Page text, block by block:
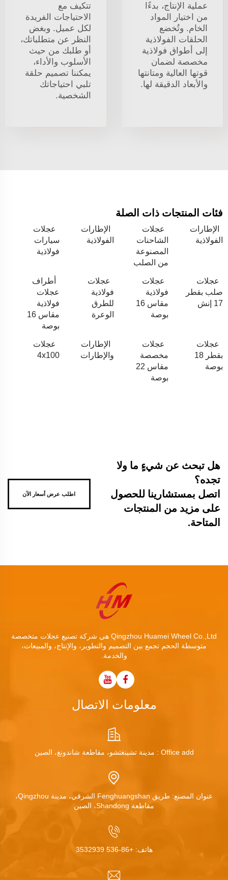
عملية الإنتاج، بدءًا
من اختيار المواد
الخام. وتُخضع
الحلقات الفولاذية
إلى أطواق فولاذية
مخصصة لضمان
قوتها العالية ومتانتها
والأبعاد الدقيقة لها.
تتكيف مع
الاحتياجات الفريدة
لكل عميل. وبغض
النظر عن متطلباتك،
أو طلبك من حيث
الأسلوب والأداء،
يمكننا تصميم حلقة
تلبي احتياجاتك
الشخصية.
فئات المنتجات ذات الصلة
الإطارات
الفولاذية
عجلات
الشاحنات
المصنوعة
من الصلب
الإطارات
الفولاذية
عجلات
سيارات
فولاذية
عجلات
صلب بقطر
17 إنش
عجلات
فولاذية
مقاس 16
بوصة
عجلات
فولاذية
للطرق
الوعرة
أطراف
عجلات
فولاذية
مقاس 16
بوصة
عجلات
بقطر 18
بوصة
عجلات
مخصصة
مقاس 22
بوصة
الإطارات
والإطارات
عجلات
4x100
هل تبحث عن شيءٍ ما ولا
تجده؟
اتصل بمستشارينا للحصول
على مزيد من المنتجات
المتاحة.
اطلب عرض أسعار الآن
Qingzhou Huamei Wheel Co.,Ltd هي شركة تصنيع عجلات متخصصة
متوسطة الحجم تجمع بين التصميم والتطوير، والإنتاج، والمبيعات،
والخدمة.
معلومات الاتصال
Office add : مدينة تشينغتشو، مقاطعة شاندونغ، الصين
عنوان المصنع: طريق Fenghuangshan الشرقي، مدينة Qingzhou،
مقاطعة Shandong، الصين
هاتف:+86-536 3532939